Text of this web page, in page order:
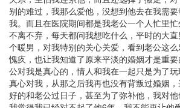
别的难过，我那么爱他，没想到他去在我需
我。而且在医院期间都是我老公一个人忙里
不离不弃，每天都问我想吃什么，平时的大
个暖男，对我特别的关心关爱，看到老公这
愧疚，也让我知道了原来平淡的婚姻才是重
公对我是真心的，情人和我在一起只是为了
真心对我，从那之后我再也没有背叛过婚姻
好的和老公过日子，甚至为了弥补他，我对